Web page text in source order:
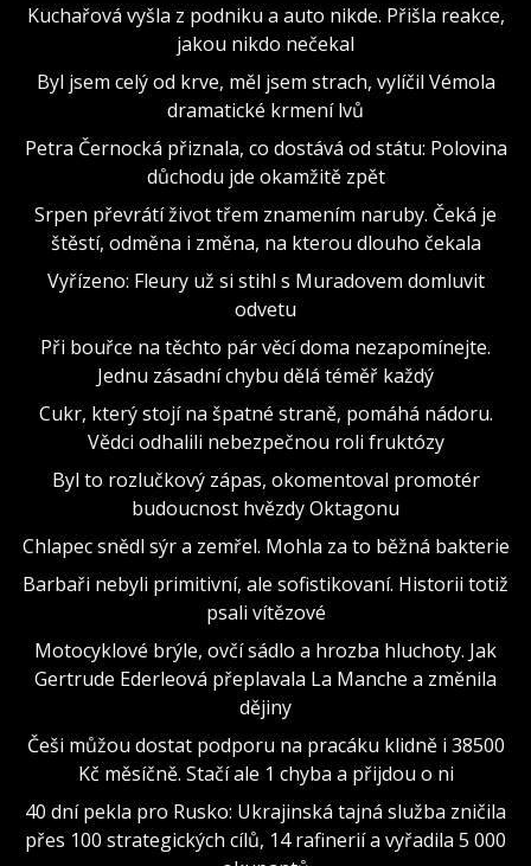
Kuchařová vyšla z podniku a auto nikde. Přišla reakce,
jakou nikdo nečekal
Byl jsem celý od krve, měl jsem strach, vylíčil Vémola
dramatické krmení lvů
Petra Černocká přiznala, co dostává od státu: Polovina
důchodu jde okamžitě zpět
Srpen převrátí život třem znamením naruby. Čeká je
štěstí, odměna i změna, na kterou dlouho čekala
Vyřízeno: Fleury už si stihl s Muradovem domluvit
odvetu
Při bouřce na těchto pár věcí doma nezapomínejte.
Jednu zásadní chybu dělá téměř každý
Cukr, který stojí na špatné straně, pomáhá nádoru.
Vědci odhalili nebezpečnou roli fruktózy
Byl to rozlučkový zápas, okomentoval promotér
budoucnost hvězdy Oktagonu
Chlapec snědl sýr a zemřel. Mohla za to běžná bakterie
Barbaři nebyli primitivní, ale sofistikovaní. Historii totiž
psali vítězové
Motocyklové brýle, ovčí sádlo a hrozba hluchoty. Jak
Gertrude Ederleová přeplavala La Manche a změnila
dějiny
Češi můžou dostat podporu na pracáku klidně i 38500
Kč měsíčně. Stačí ale 1 chyba a přijdou o ni
40 dní pekla pro Rusko: Ukrajinská tajná služba zničila
přes 100 strategických cílů, 14 rafinerií a vyřadila 5 000